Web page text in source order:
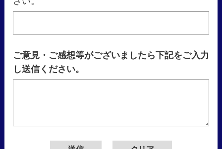
ご意見・ご感想等がございましたら下記をご入力
し送信ください。